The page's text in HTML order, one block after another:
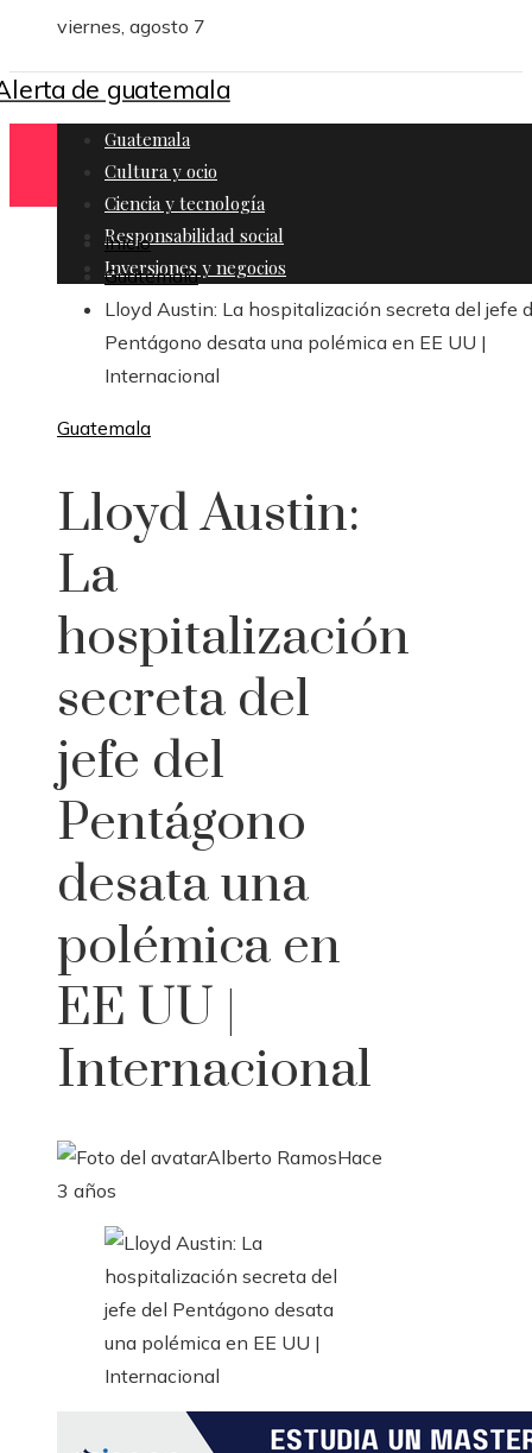
viernes, agosto 7
Guatemala
Cultura y ocio
Ciencia y tecnología
Responsabilidad social
Inversiones y negocios
Inicio
Guatemala
Lloyd Austin: La hospitalización secreta del jefe
Pentágono desata una polémica en EE UU |
Internacional
Guatemala
Lloyd Austin:
La
hospitalización
secreta del
jefe del
Pentágono
desata una
polémica en
EE UU |
Internacional
Alberto RamosHace
3 años